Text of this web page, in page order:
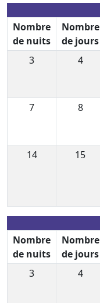
Nombre
de nuits
Nombre
de jours
3
4
7
8
14
15
Nombre
de nuits
Nombre
de jours
3
4